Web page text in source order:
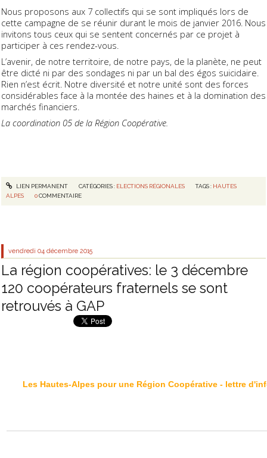
Nous proposons aux 7 collectifs qui se sont impliqués lors de
cette campagne de se réunir durant le mois de janvier 2016. Nous
invitons tous ceux qui se sentent concernés par ce projet à
participer à ces rendez-vous.
L’avenir, de notre territoire, de notre pays, de la planète, ne peut
être dicté ni par des sondages ni par un bal des égos suicidaire.
Rien n’est écrit. Notre diversité et notre unité sont des forces
considérables face à la montée des haines et à la domination des
marchés financiers.
La coordination 05 de la Région Coopérative.
LIEN PERMANENT CATÉGORIES : ELECTIONS RÉGIONALES TAGS : HAUTES
ALPES
0 COMMENTAIRE
vendredi 04 décembre 2015
La région coopératives: le 3 décembre
120 coopérateurs fraternels se sont
retrouvés à GAP
Les Hautes-Alpes pour une Région Coopérative - lettre